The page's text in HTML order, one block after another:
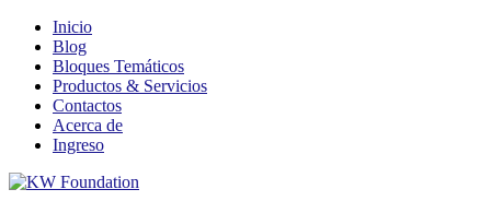
Inicio
Blog
Bloques Temáticos
Productos & Servicios
Contactos
Acerca de
Ingreso